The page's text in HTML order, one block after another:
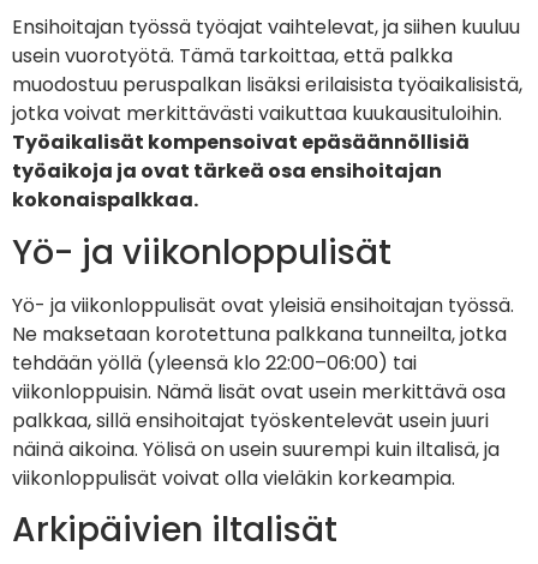
Ensihoitajan työssä työajat vaihtelevat, ja siihen kuuluu
usein vuorotyötä. Tämä tarkoittaa, että palkka
muodostuu peruspalkan lisäksi erilaisista työaikalisistä,
jotka voivat merkittävästi vaikuttaa kuukausituloihin.
Työaikalisät kompensoivat epäsäännöllisiä
työaikoja ja ovat tärkeä osa ensihoitajan
kokonaispalkkaa.
Yö- ja viikonloppulisät
Yö- ja viikonloppulisät ovat yleisiä ensihoitajan työssä.
Ne maksetaan korotettuna palkkana tunneilta, jotka
tehdään yöllä (yleensä klo 22:00–06:00) tai
viikonloppuisin. Nämä lisät ovat usein merkittävä osa
palkkaa, sillä ensihoitajat työskentelevät usein juuri
näinä aikoina. Yölisä on usein suurempi kuin iltalisä, ja
viikonloppulisät voivat olla vieläkin korkeampia.
Arkipäivien iltalisät